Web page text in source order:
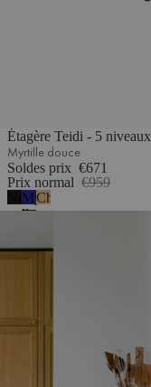
Étagère Teidi - 5 niveaux
Myrtille douce
Soldes prix €671
Prix normal €959
Noir
volcan
Myrtille
douce
Chêne